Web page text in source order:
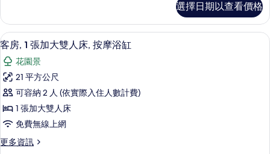
大
雙
人
床
的
所
有
相
片
客
房,
1
張
加
大
雙
人
床
的
詳
情
選擇日期以查看價格
顯
示
客
房,
1
張
加
大
客房, 1 張加大雙人床, 按摩浴缸 | 書桌
7
客房, 1 張加大雙人床, 按摩浴缸
花園景
21 平方公尺
可容納 2 人 (依實際入住人數計費)
1 張加大雙人床
免費無線上網
更多資訊
更